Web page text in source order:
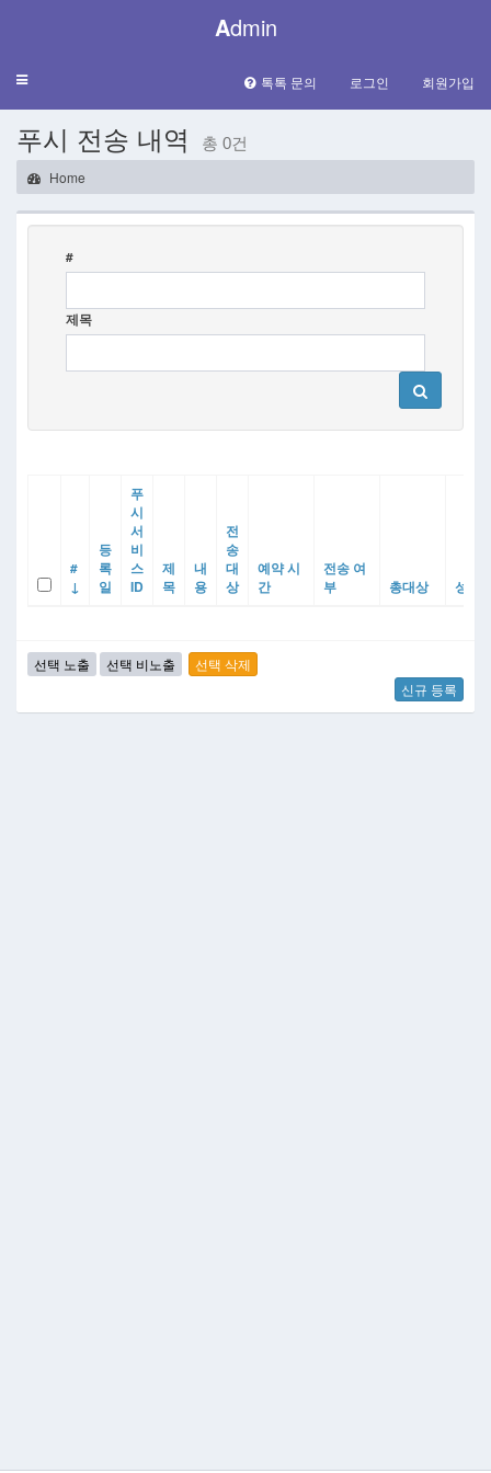
Admin
Toggle
톡톡 문의 로그인 회원가입
푸시 전송 내역
총 0건
Home
#
제목
#
↓
등
록
일
푸
시
서
비
스
ID
제
목
내
용
전
송
대
상
예약 시
간
전송 여
부
총대상 성공
신규 등록